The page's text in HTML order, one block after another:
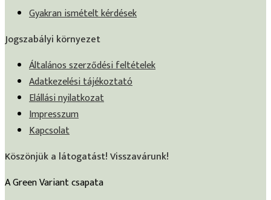
Gyakran ismételt kérdések
Jogszabályi környezet
Általános szerződési feltételek
Adatkezelési tájékoztató
Elállási nyilatkozat
Impresszum
Kapcsolat
Köszönjük a látogatást! Visszavárunk!
A Green Variant csapata